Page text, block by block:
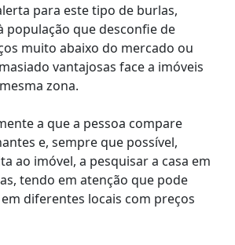
para este tipo de burlas,
população que desconfie de
muito abaixo do mercado ou
vantajosas face a imóveis
zona.
a que a pessoa compare
e, sempre que possível,
ao imóvel, a pesquisar a casa em
tendo em atenção que pode
diferentes locais com preços